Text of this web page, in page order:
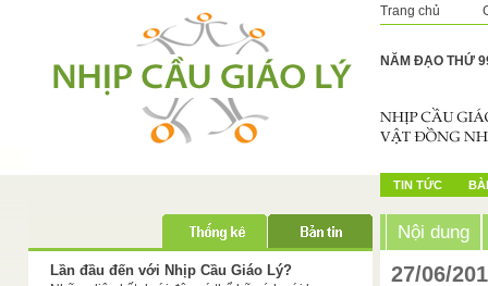
Trang chủ
NĂM ĐẠO THỨ
TIN TỨC
Lần đầu đến với Nhịp Cầu Giáo Lý?
Nội dung
27/06/